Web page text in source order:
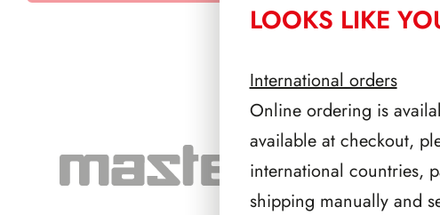
LOOKS LIKE
International orders
Online ordering is
available at checkout,
international countries,
shipping manually and